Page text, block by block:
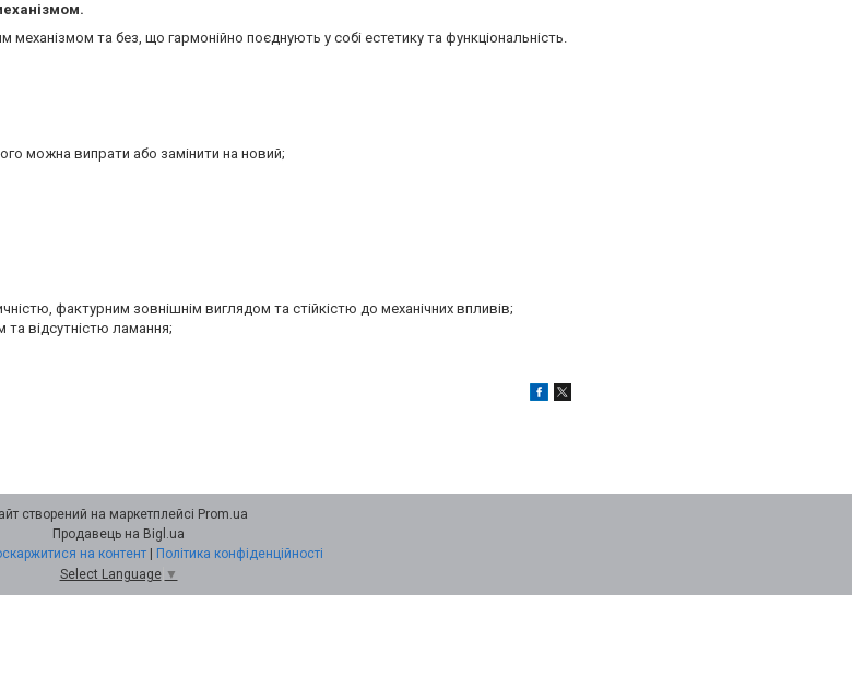
та без, що гармонійно поєднують у собі естетику та функціональність.
можна випрати або замінити на новий;
фактурним зовнішнім виглядом та стійкістю до механічних впливів;
та відсутністю ламання;
створений на маркетплейсі Prom.ua
Продавець на Bigl.ua
на контент
Політика конфіденційності
Select Language ▼